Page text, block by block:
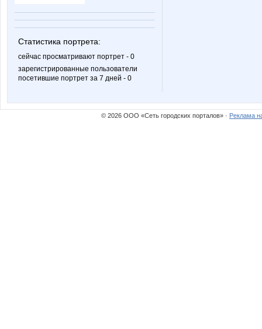
Статистика портрета:
сейчас просматривают портрет - 0
зарегистрированные пользователи
посетившие портрет за 7 дней - 0
© 2026 ООО «Сеть городских порталов» · Реклама